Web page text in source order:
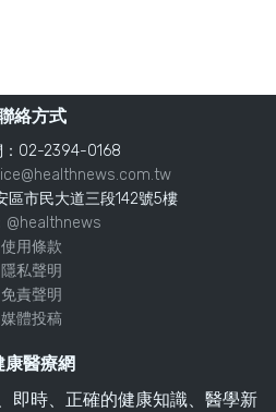
絡方式
：02-2394-0168
區市民大道三段142號5樓
@healthnews
使用條款
隱私聲明
免責聲明
媒體投稿
康醫療網
即時、正確的健康知識、醫學新